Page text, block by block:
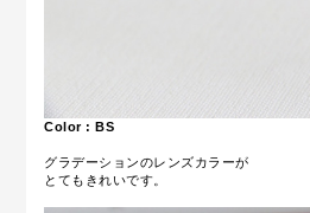
Color : BS
グラデーションのレンズカラーが
とてもきれいです。